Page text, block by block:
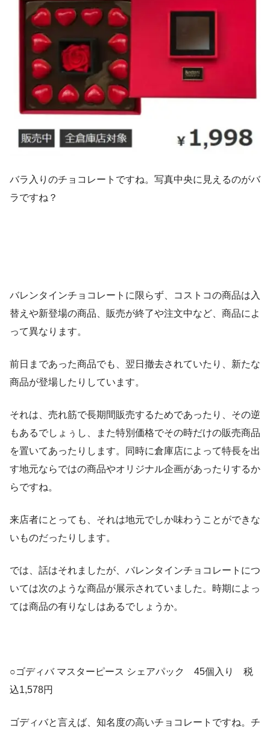
バラ入りのチョコレートですね。写真中央に見えるのがバ
ラですね？
バレンタインチョコレートに限らず、コストコの商品は入
替えや新登場の商品、販売が終了や注文中など、商品によ
って異なります。
前日まであった商品でも、翌日撤去されていたり、新たな
商品が登場したりしています。
それは、売れ筋で長期間販売するためであったり、その逆
もあるでしょぅし、また特別価格でその時だけの販売商品
を置いてあったりします。同時に倉庫店によって特長を出
す地元ならではの商品やオリジナル企画があったりするか
らですね。
来店者にとっても、それは地元でしか味わうことができな
いものだったりします。
では、話はそれましたが、バレンタインチョコレートにつ
いては次のような商品が展示されていました。時期によっ
ては商品の有りなしはあるでしょうか。
○ゴディバ マスターピース シェアパック 45個入り 税
込1,578円
ゴディバと言えば、知名度の高いチョコレートですね。チ